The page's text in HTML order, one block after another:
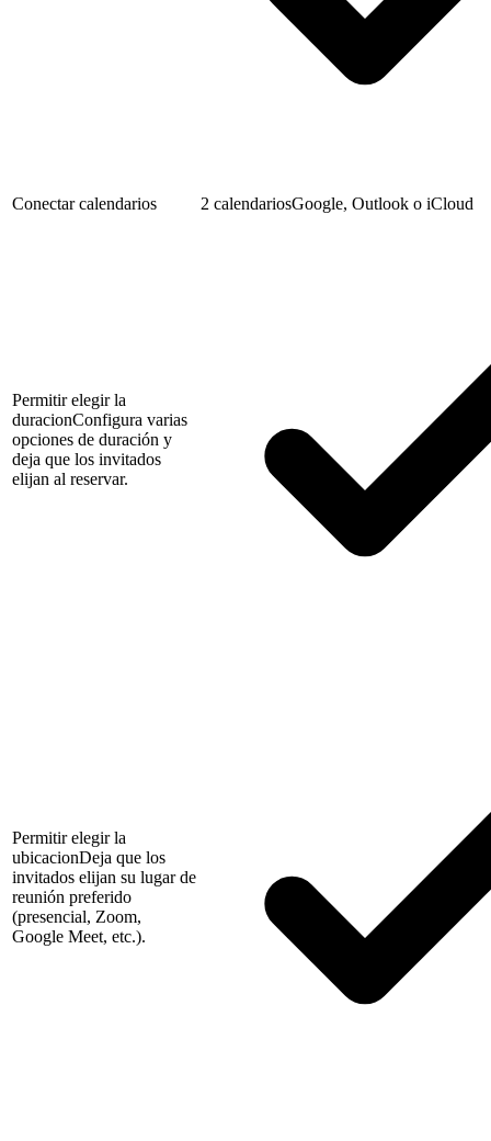
Conectar calendarios 2 calendariosGoogle, Outlook o iCloud
Permitir elegir la
duracionConfigura varias
opciones de duración y
deja que los invitados
elijan al reservar.
Permitir elegir la
ubicacionDeja que los
invitados elijan su lugar de
reunión preferido
(presencial, Zoom,
Google Meet, etc.).